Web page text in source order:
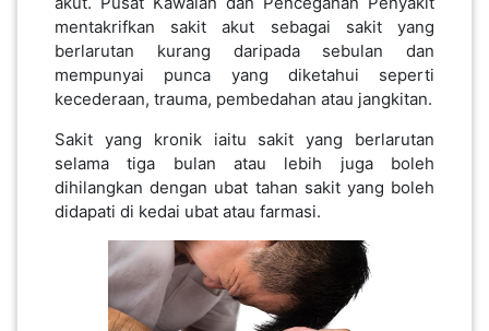
mentakrifkan sakit akut sebagai sakit yang
berlarutan kurang daripada sebulan dan
mempunyai punca yang diketahui seperti
kecederaan, trauma, pembedahan atau jangkitan.
Sakit yang kronik iaitu sakit yang berlarutan
selama tiga bulan atau lebih juga boleh
dihilangkan dengan ubat tahan sakit yang boleh
didapati di kedai ubat atau farmasi.
KENDERAAN(6)
ELEKTRONIK(5)
SUKAN/HOBI(2)
PERCUTIAN
PELANCONGAN(1)